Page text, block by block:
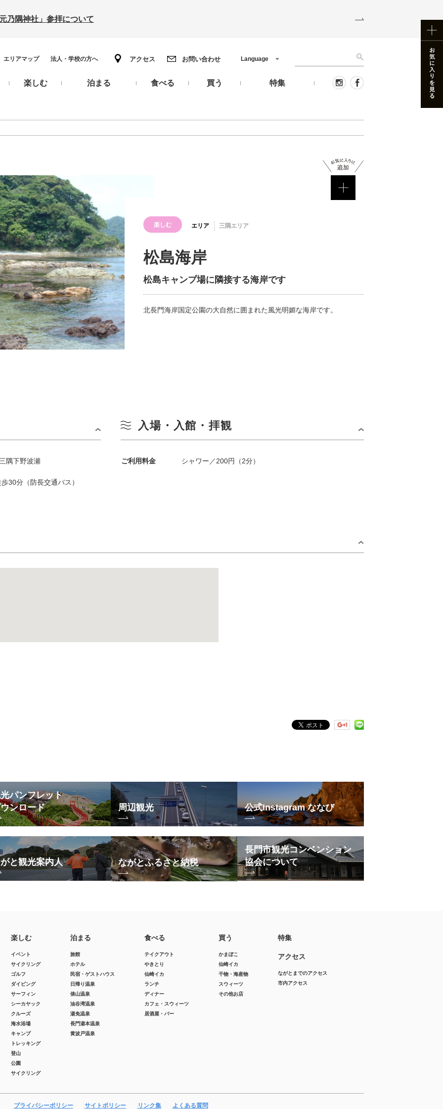
乃隅神社」参拝について
エリアマップ 法人・学校の方へ アクセス お問い合わせ
楽しむ 泊まる 食べる 買う 特集
Language
楽しむ エリア 三隅エリア
松島海岸
松島キャンプ場に隣接する海岸です
北長門海岸国定公園の大自然に囲まれた風光明媚な海岸です。
隅下野波瀬
30分（防長交通バス）
入場・入館・拝観
ご利用料金 シャワー／200円（2分）
パンフレット
ンロード
周辺観光 公式Instagram ななび
と観光案内人 ながとふるさと納税
長門市観光コンベンション
協会について
楽しむ
イベント
サイクリング
ゴルフ
ダイビング
サーフィン
シーカヤック
クルーズ
海水浴場
キャンプ
トレッキング
登山
公園
サイクリング
泊まる
旅館
ホテル
民宿・ゲストハウス
日帰り温泉
俵山温泉
油谷湾温泉
湯免温泉
長門湯本温泉
黄波戸温泉
食べる
テイクアウト
やきとり
仙崎イカ
ランチ
ディナー
カフェ・スウィーツ
居酒屋・バー
買う
かまぼこ
仙崎イカ
干物・海産物
スウィーツ
その他お店
特集
アクセス
ながとまでのアクセス
市内アクセス
プライバシーポリシー サイトポリシー リンク集 よくある質問